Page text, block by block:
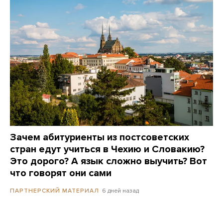
Зачем абитуриенты из постсоветских
стран едут учиться в Чехию и Словакию?
Это дорого? А язык сложно выучить? Вот
что говорят они сами
ПАРТНЕРСКИЙ МАТЕРИАЛ 6 дней назад